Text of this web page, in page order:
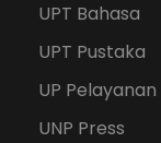
UPT Bahasa
UPT Pustaka
UP
UNP Press